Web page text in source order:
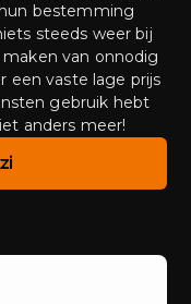
bestemming
steeds weer bij
van onnodig
een vaste lage prijs
gebruik hebt
anders meer!